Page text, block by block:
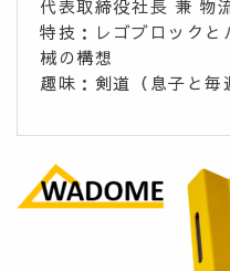
代表取締役社長 兼 物
特技：レゴブロック
械の構想
趣味：剣道（息子と毎